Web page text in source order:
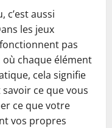
c’est aussi
les jeux
pas
chaque élément
cela signifie
ce que vous
ce que votre
vos propres